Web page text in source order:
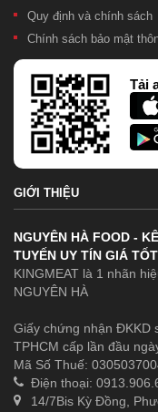
Quy định và chính sách
Chính sách bảo mật
Tải
GIỚI THIỆU
NGUYÊN HÀ FOOD -
TUYẾN UY TÍN GIÁ
KINGMEAT là 1 nhãn
NGUYÊN HÀ
Giấy chứng nhận ĐKKD
TPHCM cấp lần đầu
Mã Số Thuế:
Điện thoại:
14/7Bis Kỳ Đồng,